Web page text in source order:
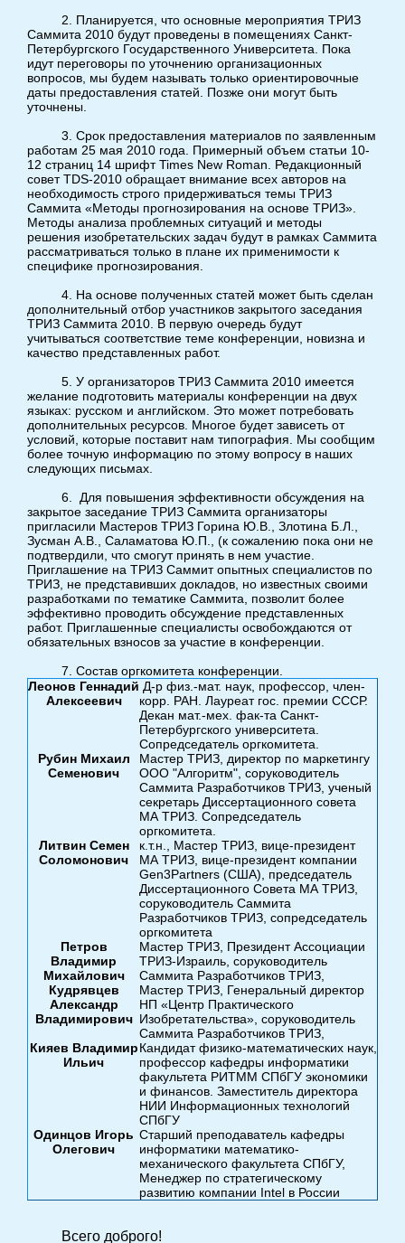
2. Планируется, что основные мероприятия ТРИЗ
Саммита 2010 будут проведены в помещениях Санкт-
Петербургского Государственного Университета. Пока
идут переговоры по уточнению организационных
вопросов, мы будем называть только ориентировочные
даты предоставления статей. Позже они могут быть
уточнены.
3. Срок предоставления материалов по заявленным
работам 25 мая 2010 года. Примерный объем статьи 10-
12 страниц 14 шрифт Times New Roman. Редакционный
советTDS-2010 обращает внимание всех авторов на
необходимость строго придерживаться темы ТРИЗ
Саммита «Методы прогнозирования на основе ТРИЗ».
Методы анализа проблемных ситуаций и методы
решения изобретательских задач будут в рамках Саммита
рассматриваться только в плане их применимости к
специфике прогнозирования.
4. На основе полученных статей может быть сделан
дополнительный отбор участников закрытого заседания
ТРИЗ Саммита 2010. В первую очередь будут
учитываться соответствие теме конференции, новизна и
качество представленных работ.
5. У организаторов ТРИЗ Саммита 2010 имеется
желание подготовить материалы конференции на двух
языках: русском и английском. Это может потребовать
дополнительных ресурсов. Многое будет зависеть от
условий, которые поставит нам типография. Мы сообщим
более точную информацию по этому вопросу в наших
следующих письмах.
6. Для повышения эффективности обсуждения на
закрытое заседание ТРИЗ Саммита организаторы
пригласили Мастеров ТРИЗ Горина Ю.В., Злотина Б.Л.,
Зусман А.В., Саламатова Ю.П., (к сожалению пока они не
подтвердили, что смогут принять в нем участие.
Приглашение на ТРИЗ Саммит опытных специалистов по
ТРИЗ, не представивших докладов, но известных своими
разработками по тематике Саммита, позволит более
эффективно проводить обсуждение представленных
работ. Приглашенные специалисты освобождаются от
обязательных взносов за участие в конференции.
7. Состав оргкомитета конференции.
Леонов Геннадий
Алексеевич
Д-р физ.-мат. наук, профессор, член-
корр. РАН. Лауреат гос. премии СССР.
Декан мат.-мех. фак-та Санкт-
Петербургского университета.
Сопредседатель оргкомитета.
Рубин Михаил
Семенович
Мастер ТРИЗ, директор по маркетингу
ООО "Алгоритм", соруководитель
Саммита Разработчиков ТРИЗ, ученый
секретарь Диссертационного совета
МА ТРИЗ. Сопредседатель
оргкомитета.
Литвин Семен
Соломонович
к.т.н., Мастер ТРИЗ, вице-президент
МА ТРИЗ, вице-президент компании
Gen3Partners (США), председатель
Диссертационного Совета МА ТРИЗ,
соруководитель Саммита
Разработчиков ТРИЗ, сопредседатель
оргкомитета
Петров
Владимир
Михайлович
Мастер ТРИЗ, Президент Ассоциации
ТРИЗ-Израиль, соруководитель
Саммита Разработчиков ТРИЗ,
Кудрявцев
Александр
Владимирович
Мастер ТРИЗ, Генеральный директор
НП «Центр Практического
Изобретательства», соруководитель
Саммита Разработчиков ТРИЗ,
Кияев Владимир
Ильич
Кандидат физико-математических наук,
профессор кафедры информатики
факультета РИТММ СПбГУ экономики
и финансов. Заместитель директора
НИИ Информационных технологий
СПбГУ
Одинцов Игорь
Олегович
Старший преподаватель кафедры
информатики математико-
механического факультета СПбГУ,
Менеджер по стратегическому
развитию компании Intel в России
Всего доброго!